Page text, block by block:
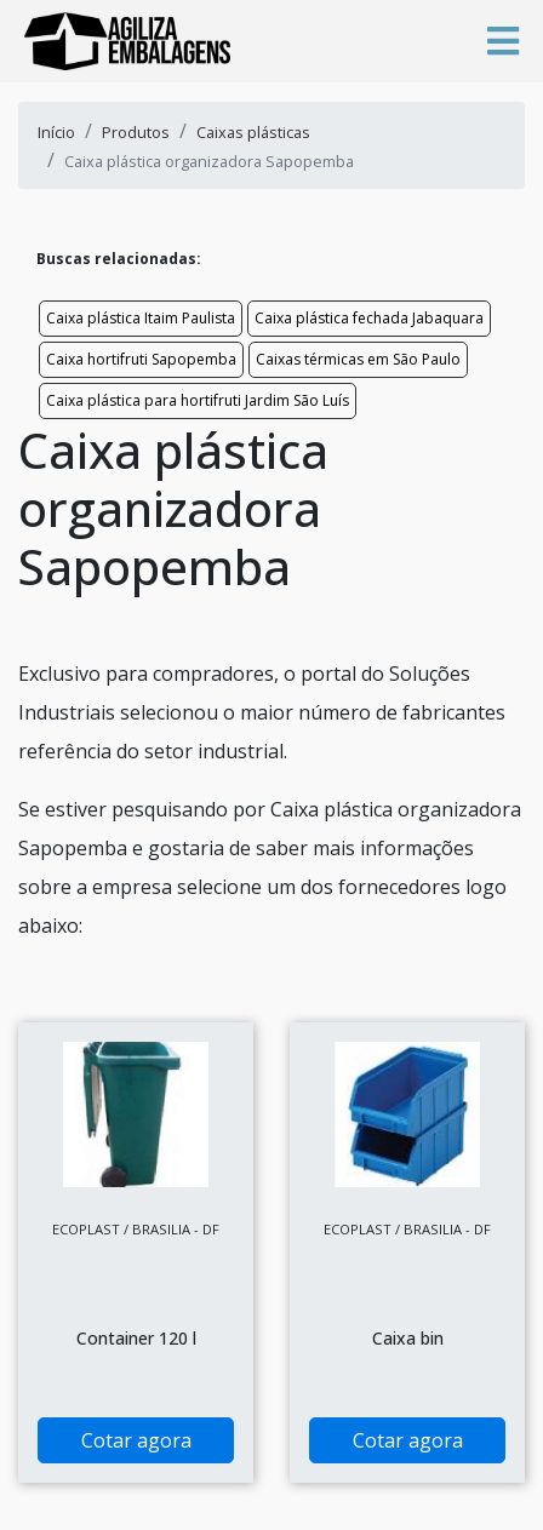
Início Produtos
Caixas plásticas
Caixa plástica organizadora Sapopemba
Buscas relacionadas:
Caixa plástica Itaim Paulista
Caixa plástica fechada Jabaquara
Caixa hortifruti Sapopemba
Caixas térmicas em São Paulo
Caixa plástica para hortifruti Jardim São Luís
Caixa plástica
organizadora
Sapopemba
Exclusivo para compradores, o portal do Soluções
Industriais selecionou o maior número de fabricantes
referência do setor industrial.
Se estiver pesquisando por Caixa plástica organizadora
Sapopemba e gostaria de saber mais informações
sobre a empresa selecione um dos fornecedores logo
abaixo:
ECOPLAST / BRASILIA - DF
Container 120 l
Cotar agora
ECOPLAST / BRASILIA - DF
Caixa bin
Cotar agora